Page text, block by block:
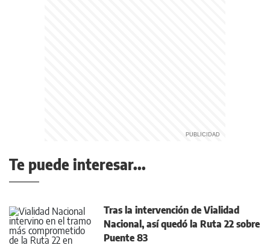
Te puede interesar...
Tras la intervención de Vialidad
Nacional, así quedó la Ruta 22 sobre
Puente 83